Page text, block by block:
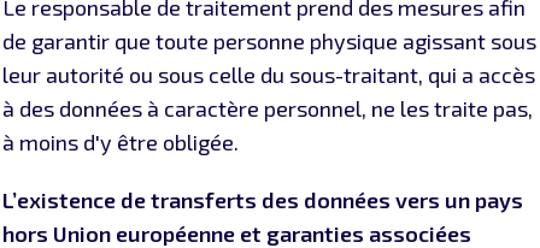
Le responsable de traitement prend des mesures afin
de garantir que toute personne physique agissant sous
leur autorité ou sous celle du sous-traitant, qui a accès
à des données à caractère personnel, ne les traite pas,
à moins d'y être obligée.
L’existence detransferts des données vers un pays
hors Union européenne et garanties associées